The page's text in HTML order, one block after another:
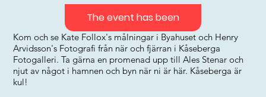
Kom och se Kate Follox's målningar i Byahuset och Henry
Arvidsson's Fotografi från när och fjärran i Kåseberga
Fotogalleri. Ta gärna en promenad upp till Ales Stenar och
njut av något i hamnen och byn när ni är här. Kåseberga är
kul!
The event has been